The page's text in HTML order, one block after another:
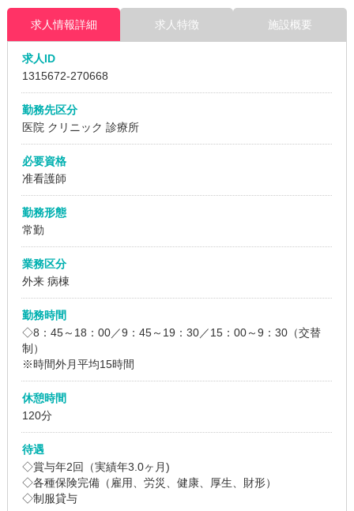
求人情報詳細 求人特徴 施設概要
求人ID
1315672-270668
勤務先区分
医院 クリニック 診療所
必要資格
准看護師
勤務形態
常勤
業務区分
外来 病棟
勤務時間
◇8：45～18：00／9：45～19：30／15：00～9：30（交替
制）
※時間外月平均15時間
休憩時間
120分
待遇
◇賞与年2回（実績年3.0ヶ月)
◇各種保険完備（雇用、労災、健康、厚生、財形）
◇制服貸与